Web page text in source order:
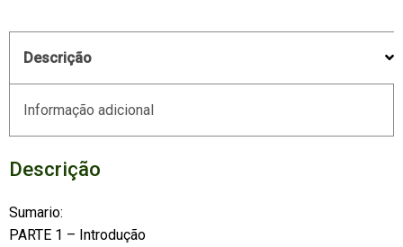
Descrição
Informação adicional
Descrição
Sumario:
PARTE 1 – Introdução